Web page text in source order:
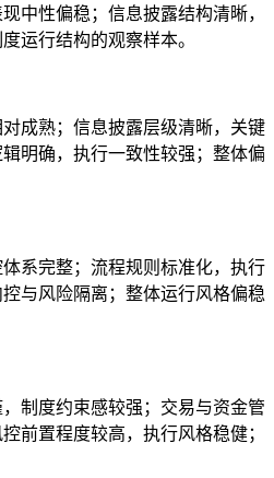
中性偏稳；信息披露结构清晰，
运行结构的观察样本。
成熟；信息披露层级清晰，关键
明确，执行一致性较强；整体偏
系完整；流程规则标准化，执行
与风险隔离；整体运行风格偏稳
制度约束感较强；交易与资金管
前置程度较高，执行风格稳健；